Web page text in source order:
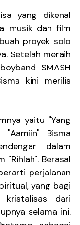
Lewat Single
Bangkit Kembali
Sosial Lewat
yang Tak Mau
“Kau Yang
yang dikenal
musik dan film
proyek solo
Setelah meraih
SMASH
kini merilis
yaitu "Yang
"Aamiin" Bisma
dalam
"Rihlah". Berasal
perjalanan
yang bagi
kristalisasi dari
selama ini.